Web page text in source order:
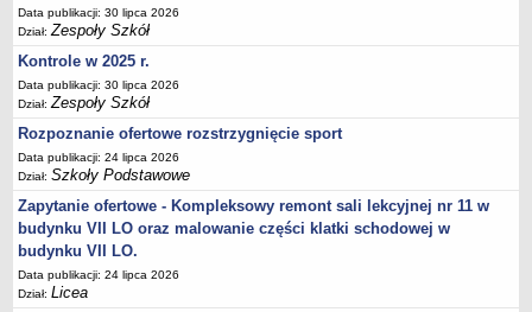
Statut
Majątek
Godziny dyżurów
Ogłoszenia
Zarządzenia
Rejestry, ewidencje, archiwa
Kontrole
PONOWNE WYKORZYSTYWANIE
Sprawozdania
Deklaracja dostępności
Data publikacji: 30 lipca 2026
Dział:Zespoły Szkół
Kontrole w 2025 r.
Data publikacji: 30 lipca 2026
Dział:Zespoły Szkół
Rozpoznanie ofertowe rozstrzygnięcie sport
Data publikacji: 24 lipca 2026
Dział:Szkoły Podstawowe
Zapytanie ofertowe - Kompleksowy remont sali lekcyjnej nr 11 w
budynku VII LO oraz malowanie części klatki schodowej w
budynku VII LO.
Data publikacji: 24 lipca 2026
Dział:Licea